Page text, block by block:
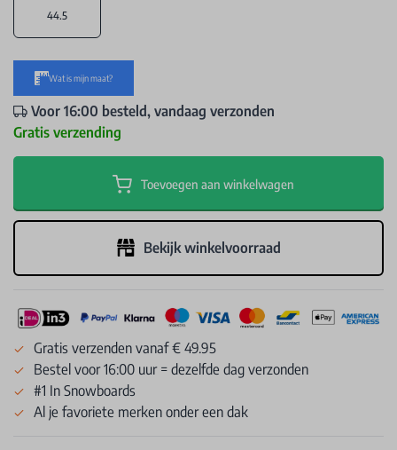
44.5
Voor 16:00 besteld, vandaag verzonden
Gratis verzending
Toevoegen aan winkelwagen
Bekijk winkelvoorraad
Gratis verzenden vanaf € 49.95
Bestel voor 16:00 uur = dezelfde dag verzonden
#1 In Snowboards
Al je favoriete merken onder een dak